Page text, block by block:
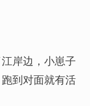
岸边，小崽子
到对面就有活